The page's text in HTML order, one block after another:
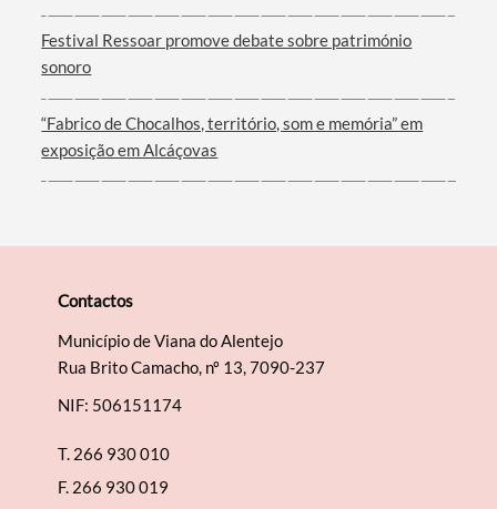
Festival Ressoar promove debate sobre património
sonoro
“Fabrico de Chocalhos, território, som e memória” em
exposição em Alcáçovas
Contactos
Município de Viana do Alentejo
Rua Brito Camacho, nº 13, 7090-237
NIF: 506151174
T. 266 930 010
F. 266 930 019